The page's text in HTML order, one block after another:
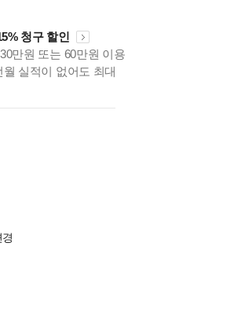
청구 할인
만원 또는 60만원 이용
실적이 없어도 최대